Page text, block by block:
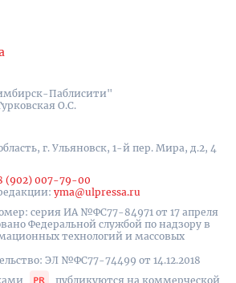
Паблисити"
О.С.
г. Ульяновск, 1-й пер. Мира, д.2, 4
(902) 007-79-00
yma@ulpressa.ru
серия ИА №ФС77-84971 от 17 апреля
Федеральной службой по надзору в
технологий и массовых
ЭЛ №ФС77-74499 от 14.12.2018
публикуются на коммерческой